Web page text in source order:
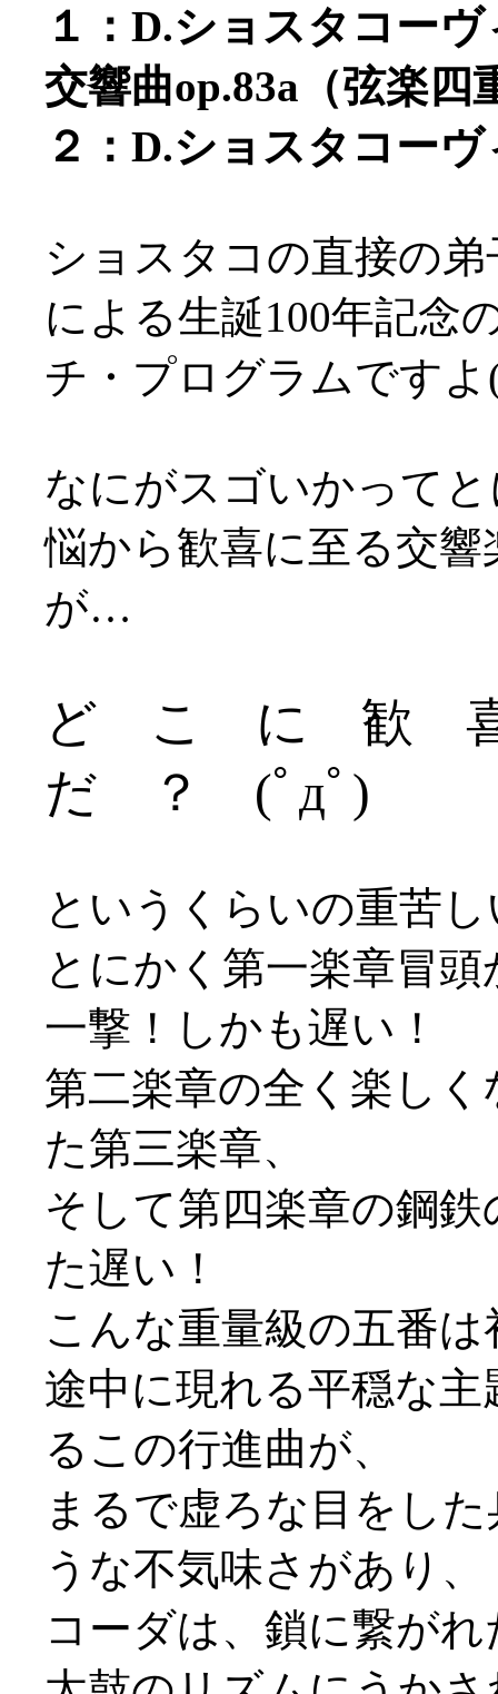
１：D.ショスタコー
交響曲op.83a（弦楽四
２：D.ショスタコー
ショスタコの直接の
による生誕100年記念
チ・プログラムですよ
なにがスゴいかって
悩から歓喜に至る交
が…
ど こ に 歓
だ ？ (ﾟдﾟ)
というくらいの重苦
とにかく第一楽章冒
一撃！しかも遅い！
第二楽章の全く楽し
た第三楽章、
そして第四楽章の鋼
た遅い！
こんな重量級の五番
途中に現れる平穏な
るこの行進曲が、
まるで虚ろな目をし
うな不気味さがあり、
コーダは、鎖に繋が